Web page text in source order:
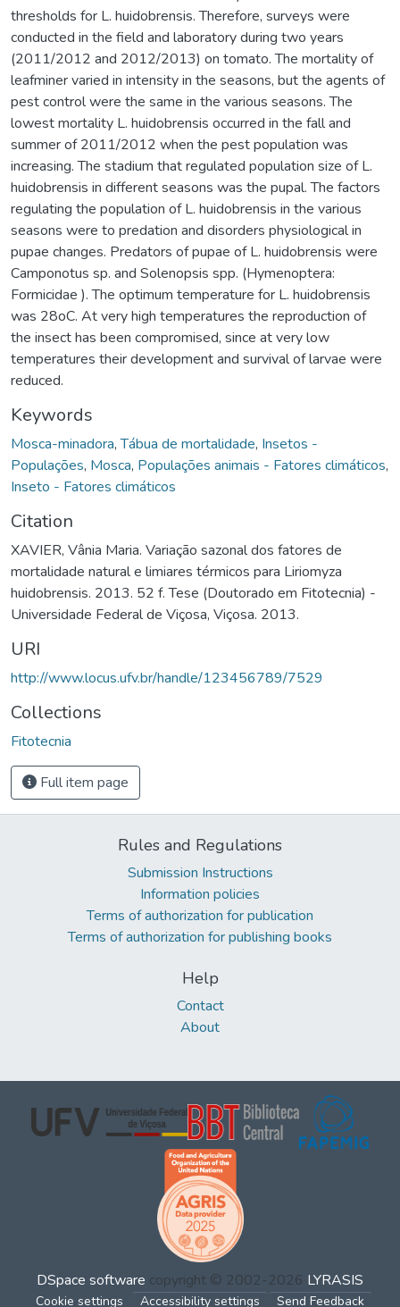
thresholds for L. huidobrensis. Therefore, surveys were
conducted in the field and laboratory during two years
(2011/2012 and 2012/2013) on tomato. The mortality of
leafminer varied in intensity in the seasons, but the agents of
pest control were the same in the various seasons. The
lowest mortality L. huidobrensis occurred in the fall and
summer of 2011/2012 when the pest population was
increasing. The stadium that regulated population size of L.
huidobrensis in different seasons was the pupal. The factors
regulating the population of L. huidobrensis in the various
seasons were to predation and disorders physiological in
pupae changes. Predators of pupae of L. huidobrensis were
Camponotus sp. and Solenopsis spp. (Hymenoptera:
Formicidae ). The optimum temperature for L. huidobrensis
was 28oC. At very high temperatures the reproduction of
the insect has been compromised, since at very low
temperatures their development and survival of larvae were
reduced.
Keywords
Mosca-minadora,Tábua de mortalidade, Insetos -
Populações, Mosca, Populações animais - Fatores climáticos,
Inseto - Fatores climáticos
Citation
XAVIER, Vânia Maria. Variação sazonal dos fatores de
mortalidade natural e limiares térmicos para Liriomyza
huidobrensis. 2013. 52 f. Tese (Doutorado em Fitotecnia) -
Universidade Federal de Viçosa, Viçosa. 2013.
URI
http://www.locus.ufv.br/handle/123456789/7529
Collections
Fitotecnia
Full item page
Rules and Regulations
Submission Instructions
Information policies
Terms of authorization for publication
Terms of authorization for publishing books
Help
Contact
About
DSpace software copyright © 2002-2026 LYRASIS
Cookie settings Accessibility settings Send Feedback